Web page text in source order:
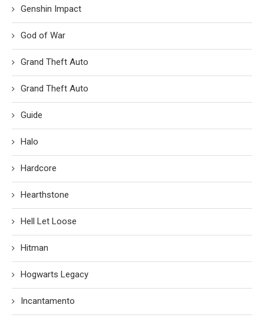
Genshin Impact
God of War
Grand Theft Auto
Grand Theft Auto
Guide
Halo
Hardcore
Hearthstone
Hell Let Loose
Hitman
Hogwarts Legacy
Incantamento